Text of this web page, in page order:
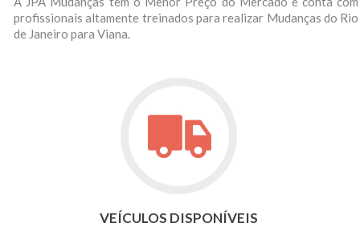
profissionais altamente treinados para realizar Mudanças do Rio
de Janeiro para Viana.
VEÍCULOS DISPONÍVEIS